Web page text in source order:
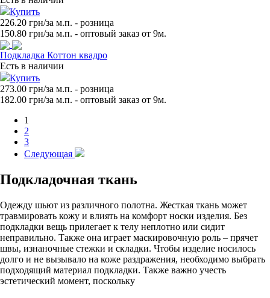
Купить
226.20 грн/за м.п. - розница
150.80 грн/за м.п. - оптовый заказ от 9м.
Подкладка Коттон квадро
Есть в наличии
Купить
273.00 грн/за м.п. - розница
182.00 грн/за м.п. - оптовый заказ от 9м.
1
2
3
Следующая
Подкладочная ткань
Одежду шьют из различного полотна. Жесткая ткань может
травмировать кожу и влиять на комфорт носки изделия. Без
подкладки вещь прилегает к телу неплотно или сидит
неправильно. Также она играет маскировочную роль – прячет
швы, изнаночные стежки и складки. Чтобы изделие носилось
долго и не вызывало на коже раздражения, необходимо выбрать
подходящий материал подкладки. Также важно учесть
эстетический момент, поскольку